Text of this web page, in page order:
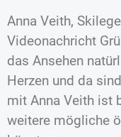
Anna Veith,
Videonachricht
das Ansehen
Herzen und da
mit Anna Veith ist
weitere mögliche